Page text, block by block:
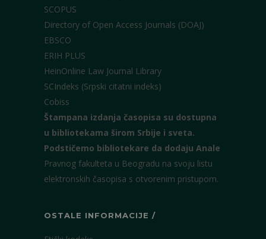
SCOPUS
Directory of Open Access Journals (DOAJ)
EBSCO
ERIH PLUS
HeinOnline Law Journal Library
SCIndeks (Srpski citatni indeks)
Cobiss
Štampana izdanja časopisa su dostupna
u bibliotekama širom Srbije i sveta.
Podstičemo bibliotekare da dodaju Anale
Pravnog fakulteta u Beogradu na svoju listu
elektronskih časopisa s otvorenim pristupom.
OSTALE INFORMACIJE /